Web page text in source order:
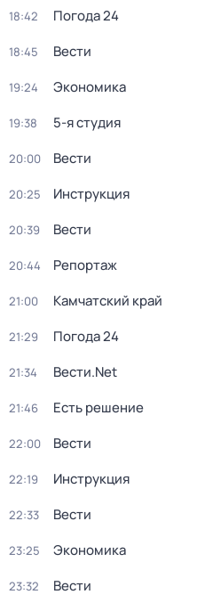
18:42 Погода 24
18:45 Вести
19:24 Экономика
19:38 5-я студия
20:00 Вести
20:25 Инструкция
20:39 Вести
20:44 Репортаж
21:00 Камчатский край
21:29 Погода 24
21:34 Вести.Net
21:46 Есть решение
22:00 Вести
22:19 Инструкция
22:33 Вести
23:25 Экономика
23:32 Вести